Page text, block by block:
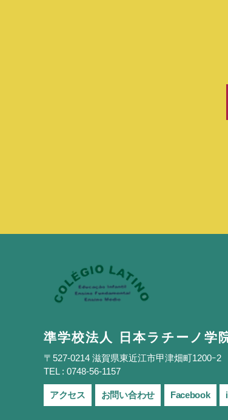
準学校法人 日本ラチーノ学
〒527-0214 滋賀県東近江市甲津畑町1200ｰ2
TEL : 0748-56-1157
アクセス お問い合わせ Facebook